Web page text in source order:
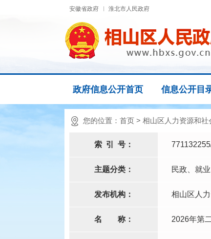
安徽省政府 淮北市人民政府
政府信息公开首页 信息公开目
您的位置： 首页 > 相山区人力资源和社
索 引 号：
主题分类： 民政、就
发布机构： 相山区人
名 称： 2026年第